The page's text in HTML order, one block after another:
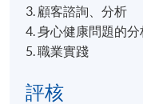
3. 顧客諮詢、分析
4. 身心健康問題的分
5. 職業實踐
評核